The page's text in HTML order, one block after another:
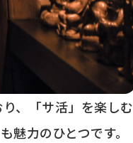
、「サ活」を楽しむ
力のひとつです。